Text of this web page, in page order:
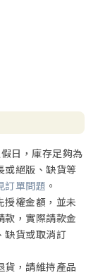
日，庫存足夠為
或絕版、缺貨等
訂單問題 。
授權金額，並未
款，實際請款金
缺貨或取消訂
貨，請維持產品